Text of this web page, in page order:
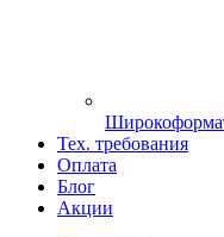
Тех. требования
Оплата
Блог
Акции